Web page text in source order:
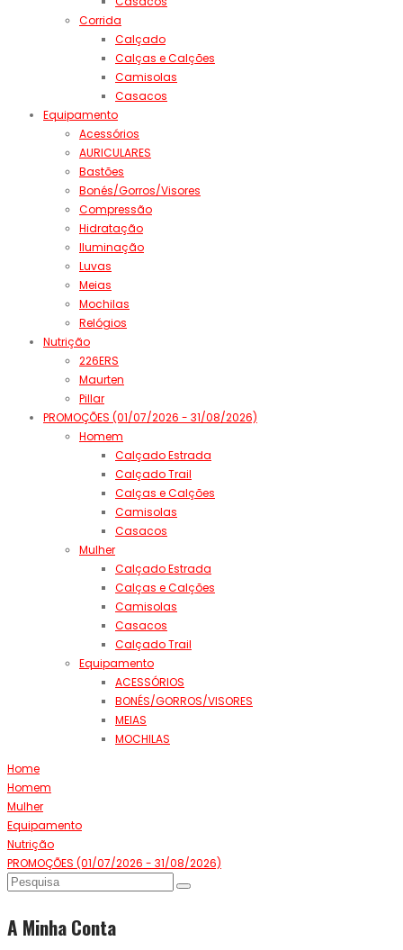
Corrida
Calçado
Calças e Calções
Camisolas
Casacos
Equipamento
Acessórios
AURICULARES
Bastões
Bonés/Gorros/Visores
Compressão
Hidratação
Iluminação
Luvas
Meias
Mochilas
Relógios
Nutrição
226ERS
Maurten
Pillar
PROMOÇÕES (01/07/2026 - 31/08/2026)
Homem
Calçado Estrada
Calçado Trail
Calças e Calções
Camisolas
Casacos
Mulher
Calçado Estrada
Calças e Calções
Camisolas
Casacos
Calçado Trail
Equipamento
ACESSÓRIOS
BONÉS/GORROS/VISORES
MEIAS
MOCHILAS
Home
Homem
Mulher
Equipamento
Nutrição
PROMOÇÕES (01/07/2026 - 31/08/2026)
A Minha Conta